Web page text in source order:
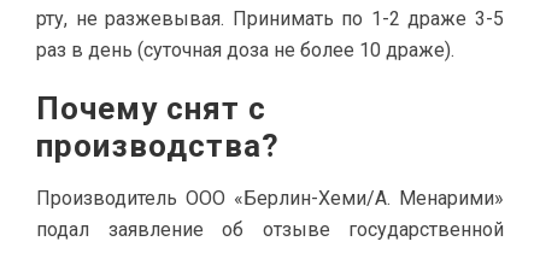
рту, не разжевывая. Принимать по 1-2 драже 3-5
раз в день (суточная доза не более 10 драже).
Почему снят с
производства?
Производитель ООО «Берлин-Хеми/А. Менарими»
подал заявление об отзыве государственной